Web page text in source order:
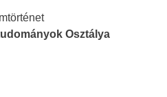
Osztálya